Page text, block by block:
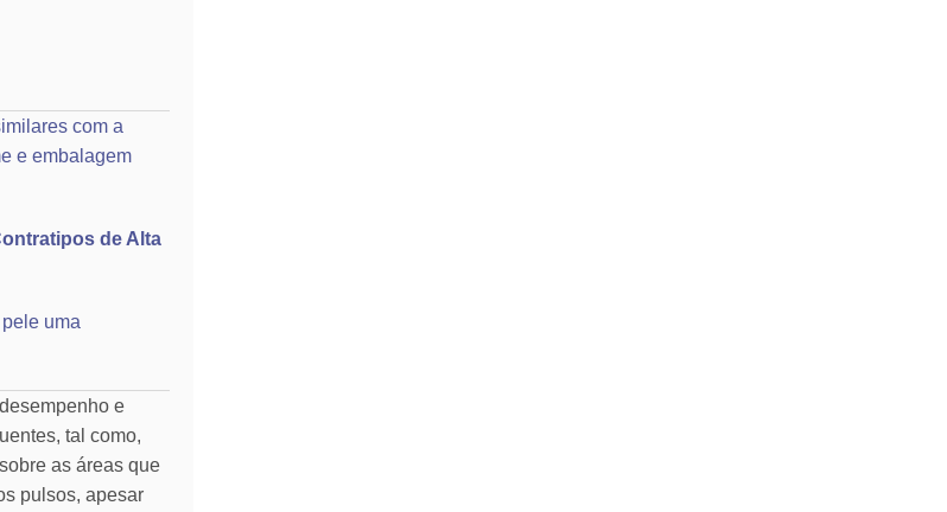
com a
e embalagem
de Alta
uma
e
tal como,
as áreas que
pulsos, apesar